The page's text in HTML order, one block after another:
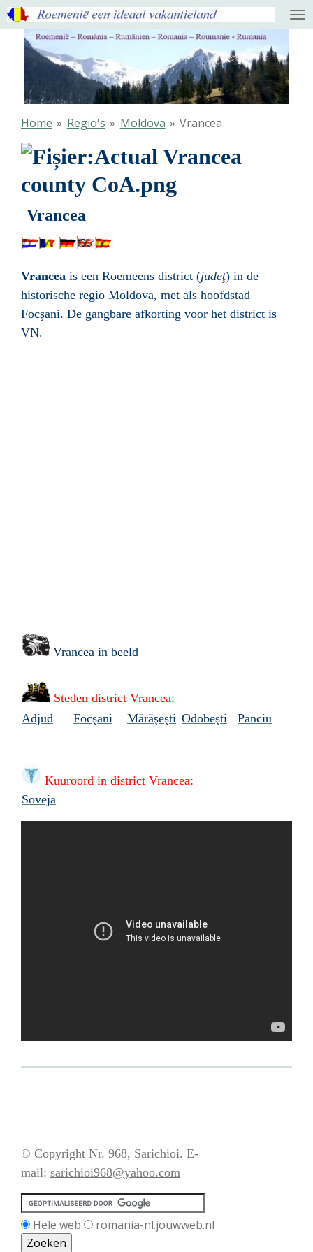
Ga
direct
naar
hoofdinhoud
Home » Regio's » Moldova » Vrancea
Vrancea
Vrancea is een Roemeens district (judeţ) in de
historische regio Moldova, met als hoofdstad
Focşani. De gangbare afkorting voor het district is
VN.
Vrancea in beeld
Steden district Vrancea:
Adjud
Focşani Mărăşeşti Odobeşti Panciu
Kuuroord in district Vrancea:
Soveja
© Copyright Nr. 968, Sarichioi. E-
mail: sarichioi968@yahoo.com
Hele web romania-nl.jouwweb.nl